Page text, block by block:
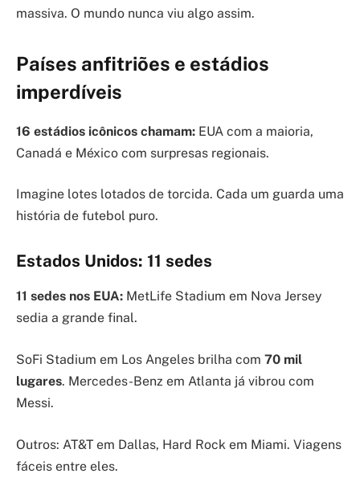
massiva. O mundo nunca viu algo assim.
Países anfitriões e estádios
imperdíveis
16 estádios icônicos chamam: EUA com a maioria,
Canadá e México com surpresas regionais.
Imagine lotes lotados de torcida. Cada um guarda uma
história de futebol puro.
Estados Unidos: 11 sedes
11 sedes nos EUA: MetLife Stadium em Nova Jersey
sedia a grande final.
SoFi Stadium em Los Angeles brilha com 70 mil
lugares. Mercedes-Benz em Atlanta já vibrou com
Messi.
Outros: AT&T em Dallas, Hard Rock em Miami. Viagens
fáceis entre eles.